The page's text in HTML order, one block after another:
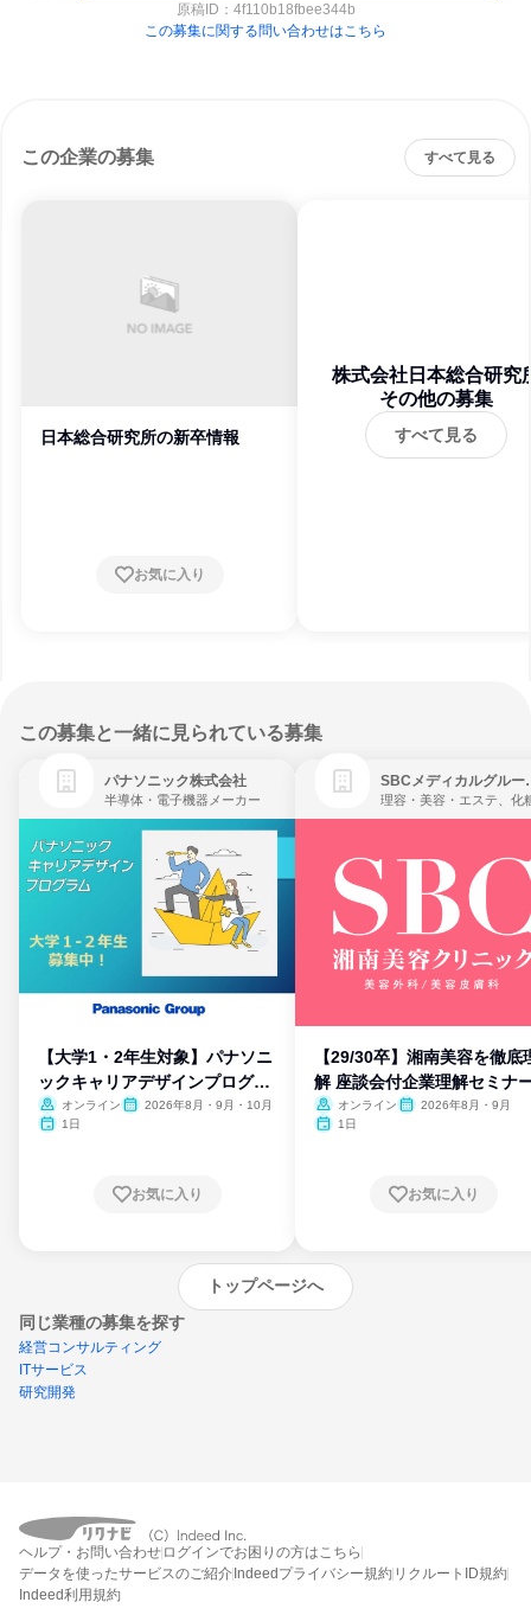
原稿ID： 4f110b18fbee344b
この募集に関する問い合わせはこちら
この企業の募集 すべて見る
日本総合研究所の新卒情報
お気に入り
株式会社日本総合研究
その他の募集
すべて見る
この募集と一緒に見られている募集
パナソニック株式会社
半導体・電子機器メーカー
【大学1・2年生対象】パナソニ
ックキャリアデザインプログラ
ム
オンライン
2026年8月・9月・10月
1日
お気に入り
SBCメ
【29/30卒】湘南美容を徹底
解 座談会付企業理解セミナ
オンライン
2026年8月・9月
1日
お気に入り
トップページへ
同じ業種の募集を探す
経営コンサルティング
ITサービス
研究開発
外部の新卒情報サイトへ遷移します
ヘルプ・お問い合わせ ログインでお困りの方はこちら
データを使ったサービスのご紹介 Indeedプライバシー規約 リクルートID規約
Indeed利用規約